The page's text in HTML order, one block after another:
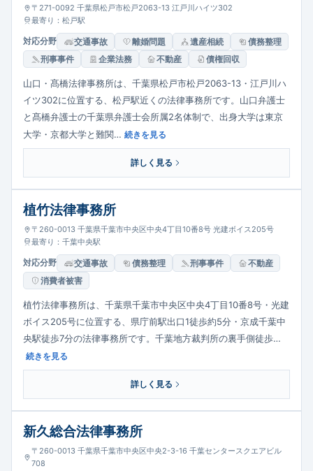
〒271-0092 千葉県松戸市松戸2063-13 江戸川ハイツ302
最寄り：松戸駅
対応分野 交通事故 離婚問題 遺産相続
債務整理
刑事事件
企業法務 不動産 債権回収
山口・髙橋法律事務所は、千葉県松戸市松戸2063-13・江戸川ハ
イツ302に位置する、松戸駅近くの法律事務所です。山口弁護士
と髙橋弁護士の千葉県弁護士会所属2名体制で、出身大学は東京
大学・京都大学と難関… 続きを見る
詳しく見る
植竹法律事務所
〒260-0013 千葉県千葉市中央区中央4丁目10番8号 光建ボイス205号
最寄り：千葉中央駅
対応分野 交通事故 債務整理 刑事事件
不動産
消費者被害
植竹法律事務所は、千葉県千葉市中央区中央4丁目10番8号・光建
ボイス205号に位置する、県庁前駅出口1徒歩約5分・京成千葉中
央駅徒歩7分の法律事務所です。千葉地方裁判所の裏手側徒歩…
続きを見る
詳しく見る
新久総合法律事務所
〒260-0013 千葉県千葉市中央区中央2-3-16 千葉センタースクエアビル
708